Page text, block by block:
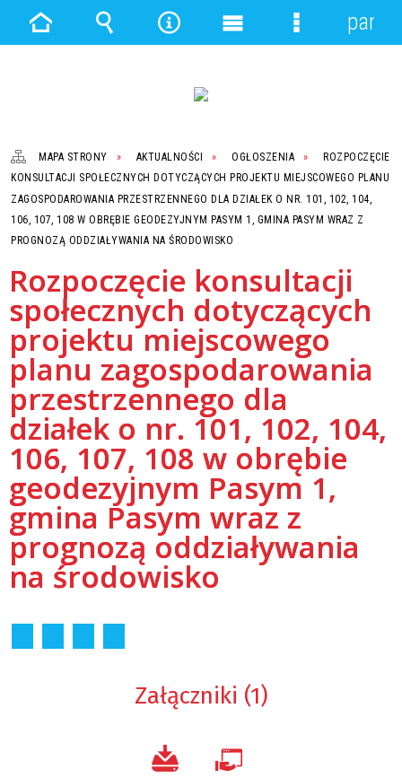
MAPA STRONY AKTUALNOŚCI OGŁOSZENIA
ROZPOCZĘCIE
KONSULTACJI SPOŁECZNYCH DOTYCZĄCYCH PROJEKTU MIEJSCOWEGO PLANU
ZAGOSPODAROWANIA PRZESTRZENNEGO DLA DZIAŁEK O NR. 101, 102, 104,
106, 107, 108 W OBRĘBIE GEODEZYJNYM PASYM 1, GMINA PASYM WRAZ Z
PROGNOZĄ ODDZIAŁYWANIA NA ŚRODOWISKO
Rozpoczęcie konsultacji
społecznych dotyczących
projektu miejscowego
planu zagospodarowania
przestrzennego dla
działek o nr. 101, 102, 104,
106, 107, 108 w obrębie
geodezyjnym Pasym 1,
gmina Pasym wraz z
prognozą oddziaływania
na środowisko
Załączniki (1)
Strona Wyszukiwarka
NarzędziaMenu
Menu
panel